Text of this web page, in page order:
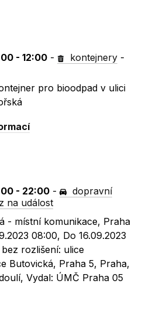
- 12:00 - kontejnery -
pro bioodpad v ulici
- 22:00 -
dopravní
na událost
- místní komunikace, Praha
08:00, Do 16.09.2023
rozlišení: ulice
Butovická, Praha 5, Praha,
Vydal: ÚMČ Praha 05